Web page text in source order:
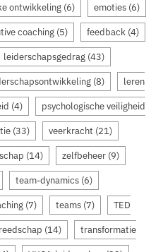
ontwikkeling (6) emoties (6)
coaching (5) feedback (4)
leiderschapsgedrag (43)
(8) leren
(4) psychologische veiligheid
(33) veerkracht (21)
(14) zelfbeheer (9)
team-dynamics (6)
(7) teams (7) TED
(14) transformatie